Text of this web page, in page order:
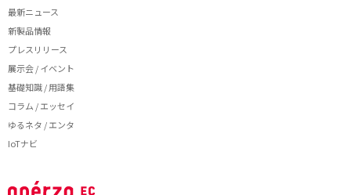
最新ニュース
新製品情報
プレスリリース
展示会 / イベント
基礎知識 / 用語集
コラム / エッセイ
ゆるネタ / エンタ
IoTナビ